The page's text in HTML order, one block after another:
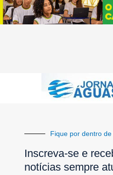
Fique por dentro de
Inscreva-se e
notícias sempre